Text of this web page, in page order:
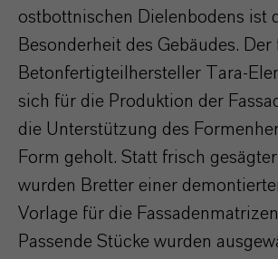
ostbottnischen Dielenbodens ist
Besonderheit des Gebäudes.
Betonfertigteilhersteller Tara-
sich für die Produktion der
die Unterstützung des
Form geholt. Statt frisch
wurden Bretter einer
Vorlage für die
Passende Stücke wurden